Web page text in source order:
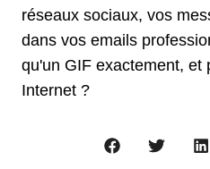
réseaux sociaux, vos
dans vos emails
qu'un GIF exactement, et
Internet ?